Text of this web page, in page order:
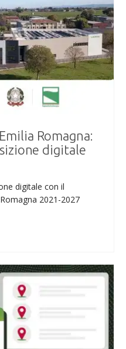
Romagna:
digitale
digitale con il
2021-2027